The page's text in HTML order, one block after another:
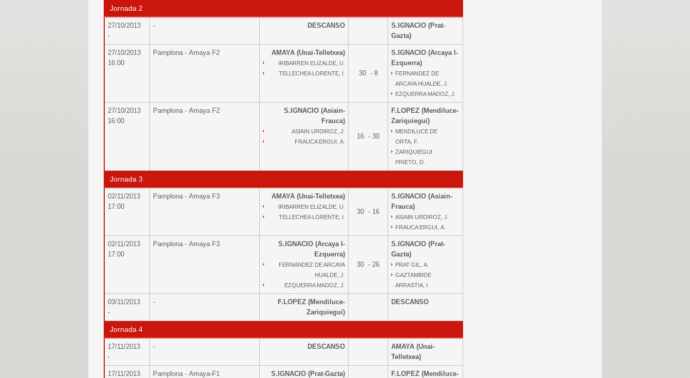
Jornada 2
27/10/2013
-
- DESCANSO
S.IGNACIO (Prat-
Gazta)
27/10/2013
16:00
Pamplona - Amaya F2 AMAYA (Unai-Telletxea)
IRIBARREN ELIZALDE, U.
TELLECHEA LORENTE, I.
30 - 8
S.IGNACIO (Arcaya I-
Ezquerra)
FERNANDEZ DE
ARCAYA HUALDE, J.
EZQUERRA MADOZ, J.
27/10/2013
16:00
Pamplona - Amaya F2
S.IGNACIO (Asiain-
Frauca)
ASIAIN URDIROZ, J.
FRAUCA ERGUI, A.
16 - 30
F.LOPEZ (Mendiluce-
Zariquiegui)
MENDILUCE DE
ORTA, F.
ZARIQUIEGUI
PRIETO, D.
Jornada 3
02/11/2013
17:00
Pamplona - Amaya F3 AMAYA (Unai-Telletxea)
IRIBARREN ELIZALDE, U.
TELLECHEA LORENTE, I.
30 - 16
S.IGNACIO (Asiain-
Frauca)
ASIAIN URDIROZ, J.
FRAUCA ERGUI, A.
02/11/2013
17:00
Pamplona - Amaya F3
S.IGNACIO (Arcaya I-
Ezquerra)
FERNANDEZ DE ARCAYA
HUALDE, J.
EZQUERRA MADOZ, J.
30 - 26
S.IGNACIO (Prat-
Gazta)
PRAT GIL, A.
GAZTAMBIDE
ARRASTIA, I.
03/11/2013
-
-
F.LOPEZ (Mendiluce-
Zariquiegui)
DESCANSO
Jornada 4
17/11/2013
-
- DESCANSO
AMAYA (Unai-
Telletxea)
17/11/2013
Pamplona - Amaya-F1 S.IGNACIO (Prat-Gazta)
F.LOPEZ (Mendiluce-